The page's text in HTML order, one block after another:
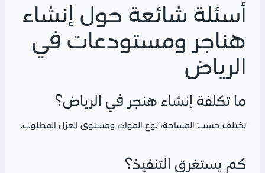
أسئلة شائعة حول إنشاء
هناجر ومستودعات في
الرياض
ما تكلفة إنشاء هنجر في الرياض؟
تختلف حسب المساحة، نوع المواد، ومستوى العزل المطلوب.
كم يستغرق التنفيذ؟